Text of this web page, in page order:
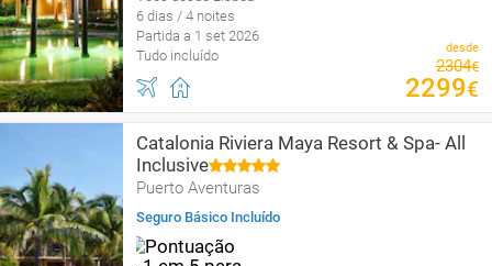
6 dias / 4 noites
Partida a 1 set 2026
Tudo incluído
desde
2304€
2299€
Catalonia Riviera Maya Resort & Spa- All
Inclusive
Puerto Aventuras
Seguro Básico Incluído